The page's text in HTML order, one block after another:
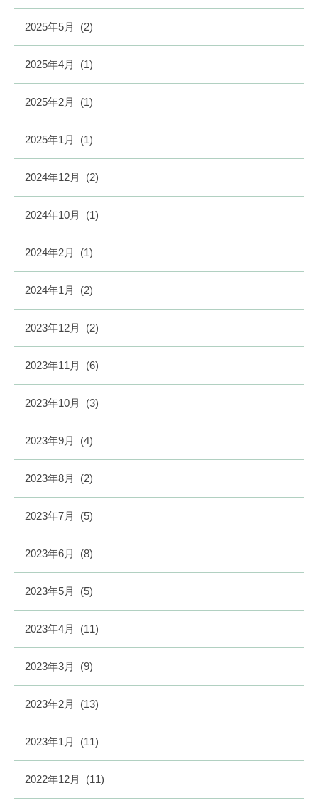
2025年5月 (2)
2025年4月 (1)
2025年2月 (1)
2025年1月 (1)
2024年12月 (2)
2024年10月 (1)
2024年2月 (1)
2024年1月 (2)
2023年12月 (2)
2023年11月 (6)
2023年10月 (3)
2023年9月 (4)
2023年8月 (2)
2023年7月 (5)
2023年6月 (8)
2023年5月 (5)
2023年4月 (11)
2023年3月 (9)
2023年2月 (13)
2023年1月 (11)
2022年12月 (11)